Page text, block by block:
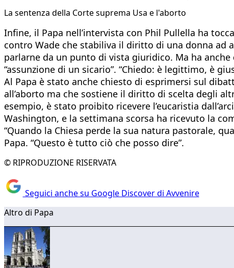
La sentenza della Corte suprema Usa e l'aborto
Infine, il Papa nell’intervista con Phil Pullella ha
contro Wade che stabiliva il diritto di una donna ad
parlarne da un punto di vista giuridico. Ma ha
“assunzione di un sicario”. “Chiedo: è legittimo, è
Al Papa è stato anche chiesto di esprimersi sul
all’aborto ma che sostiene il diritto di scelta degli
esempio, è stato proibito ricevere l’eucaristia
Washington, e la settimana scorsa ha ricevuto la
“Quando la Chiesa perde la sua natura pastorale,
Papa. “Questo è tutto ciò che posso dire”.
© RIPRODUZIONE RISERVATA
Seguici anche su Google Discover di Avvenire
Altro di Papa